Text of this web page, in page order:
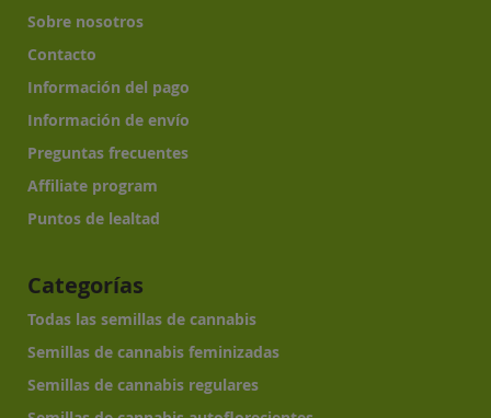
Sobre nosotros
Contacto
Información del pago
Información de envío
Preguntas frecuentes
Affiliate program
Puntos de lealtad
Categorías
Todas las semillas de cannabis
Semillas de cannabis feminizadas
Semillas de cannabis regulares